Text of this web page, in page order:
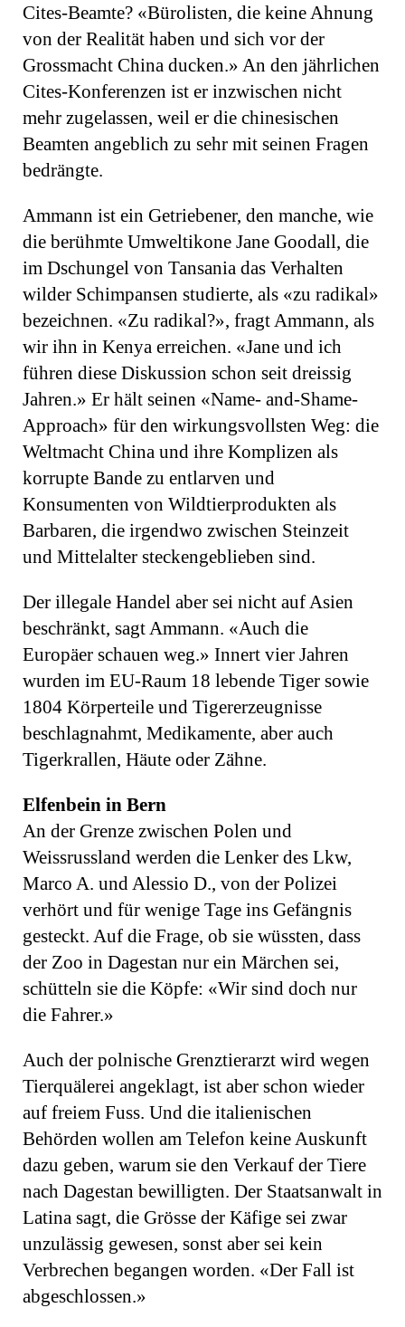
Cites-Beamte? «Bürolisten, die keine Ahnung
von der Realität haben und sich vor der
Grossmacht China ducken.» An den jährlichen
Cites-Konferenzen ist er inzwischen nicht
mehr zugelassen, weil er die chinesischen
Beamten angeblich zu sehr mit seinen Fragen
bedrängte.
Ammann ist ein Getriebener, den manche, wie
die berühmte Umweltikone Jane Goodall, die
im Dschungel von Tansania das Verhalten
wilder Schimpansen studierte, als «zu radikal»
bezeichnen. «Zu radikal?», fragt Ammann, als
wir ihn in Kenya erreichen. «Jane und ich
führen diese Diskussion schon seit dreissig
Jahren.» Er hält seinen «Name- and-Shame-
Approach» für den wirkungsvollsten Weg: die
Weltmacht China und ihre Komplizen als
korrupte Bande zu entlarven und
Konsumenten von Wildtierprodukten als
Barbaren, die irgendwo zwischen Steinzeit
und Mittelalter steckengeblieben sind.
Der illegale Handel aber sei nicht auf Asien
beschränkt, sagt Ammann. «Auch die
Europäer schauen weg.» Innert vier Jahren
wurden im EU-Raum 18 lebende Tiger sowie
1804 Körperteile und Tigererzeugnisse
beschlagnahmt, Medikamente, aber auch
Tigerkrallen, Häute oder Zähne.
Elfenbein in Bern
An der Grenze zwischen Polen und
Weissrussland werden die Lenker des Lkw,
Marco A. und Alessio D., von der Polizei
verhört und für wenige Tage ins Gefängnis
gesteckt. Auf die Frage, ob sie wüssten, dass
der Zoo in Dagestan nur ein Märchen sei,
schütteln sie die Köpfe: «Wir sind doch nur
die Fahrer.»
Auch der polnische Grenztierarzt wird wegen
Tierquälerei angeklagt, ist aber schon wieder
auf freiem Fuss. Und die italienischen
Behörden wollen am Telefon keine Auskunft
dazu geben, warum sie den Verkauf der Tiere
nach Dagestan bewilligten. Der Staatsanwalt in
Latina sagt, die Grösse der Käfige sei zwar
unzulässig gewesen, sonst aber sei kein
Verbrechen begangen worden. «Der Fall ist
abgeschlossen.»